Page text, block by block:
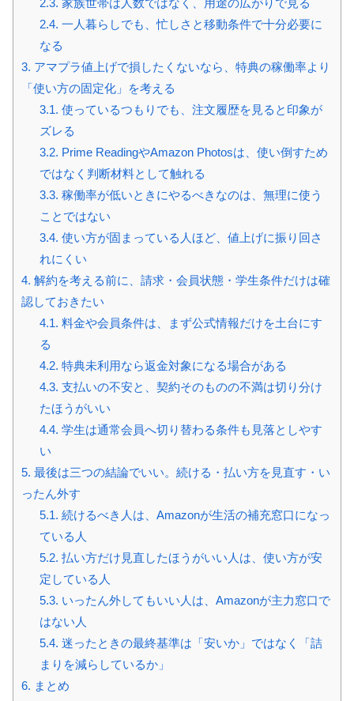
2.3. 家族世帯は人数ではなく、用途の広がりで見る
2.4. 一人暮らしでも、忙しさと移動条件で十分必要に
なる
3. アマプラ値上げで損したくないなら、特典の稼働率より
「使い方の固定化」を考える
3.1. 使っているつもりでも、注文履歴を見ると印象が
ズレる
3.2. Prime ReadingやAmazon Photosは、使い倒すため
ではなく判断材料として触れる
3.3. 稼働率が低いときにやるべきなのは、無理に使う
ことではない
3.4. 使い方が固まっている人ほど、値上げに振り回さ
れにくい
4. 解約を考える前に、請求・会員状態・学生条件だけは確
認しておきたい
4.1. 料金や会員条件は、まず公式情報だけを土台にす
る
4.2. 特典未利用なら返金対象になる場合がある
4.3. 支払いの不安と、契約そのものの不満は切り分け
たほうがいい
4.4. 学生は通常会員へ切り替わる条件も見落としやす
い
5. 最後は三つの結論でいい。続ける・払い方を見直す・い
ったん外す
5.1. 続けるべき人は、Amazonが生活の補充窓口になっ
ている人
5.2. 払い方だけ見直したほうがいい人は、使い方が安
定している人
5.3. いったん外してもいい人は、Amazonが主力窓口で
はない人
5.4. 迷ったときの最終基準は「安いか」ではなく「詰
まりを減らしているか」
6. まとめ